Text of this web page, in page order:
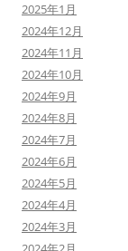
2025年1月
2024年12月
2024年11月
2024年10月
2024年9月
2024年8月
2024年7月
2024年6月
2024年5月
2024年4月
2024年3月